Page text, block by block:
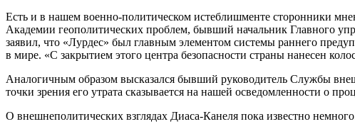
Есть и в нашем военно-политическом истеблишменте сторонники
Академии геополитических проблем, бывший начальник Главного
заявил, что «Лурдес» был главным элементом системы раннего
в мире. «С закрытием этого центра безопасности страны нанесен
Аналогичным образом высказался бывший руководитель Службы
точки зрения его утрата сказывается на нашей осведомленности о
О внешнеполитических взглядах Диаса-Канеля пока известно